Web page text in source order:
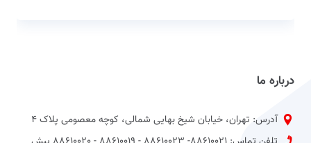
درباره ما
آدرس: تهران، خیابان شیخ بهایی شمالی، کوچه معصومی پلاک 4